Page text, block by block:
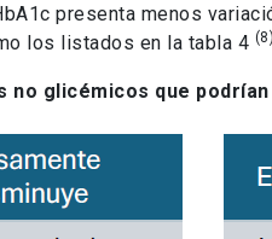
presenta menos
los listados en la tabla 4 (8)
no glicémicos que